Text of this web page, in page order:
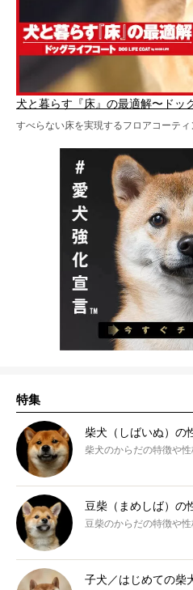
犬と暮らす『床』の最適解〜ドッ
すべらない床を実現するフロアコーティ
特集
柴犬（しばいぬ）の
柴犬のからだの特徴や
豆柴（まめしば）の
豆柴のからだの特徴や
子犬／はじめての柴